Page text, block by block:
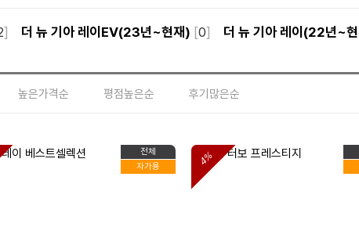
] 더 뉴 기아 레이EV(23년~현재) [0] 더 뉴 기아 레이(22년~
높은가격순 평점높은순 후기많은순
전체
자가용
4%